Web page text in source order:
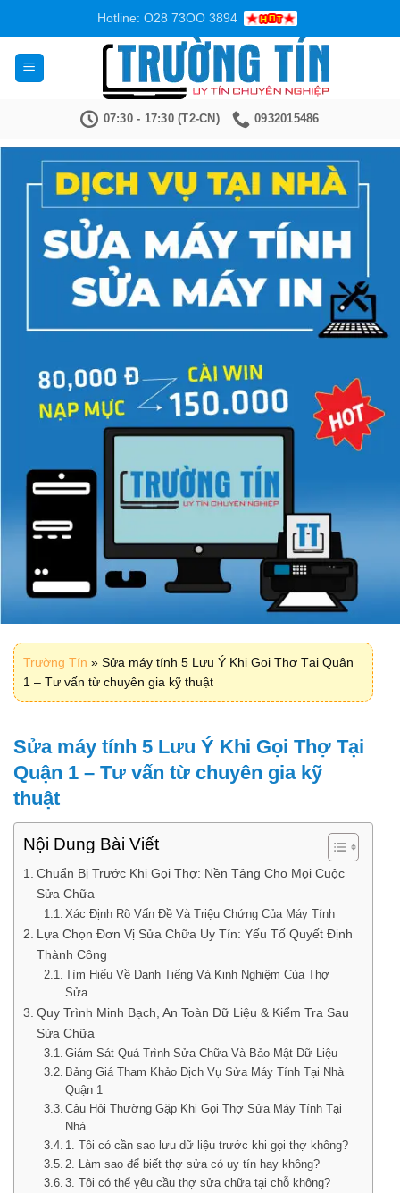
nội
dung
Hotline: O28 73OO 3894
07:30 - 17:30 (T2-CN) 0932015486
Trường Tín » Sửa máy tính 5 Lưu Ý Khi Gọi Thợ Tại Quận
1 – Tư vấn từ chuyên gia kỹ thuật
Sửa máy tính 5 Lưu Ý Khi Gọi Thợ Tại
Quận 1 – Tư vấn từ chuyên gia kỹ
thuật
Nội Dung Bài Viết
Chuẩn Bị Trước Khi Gọi Thợ: Nền Tảng Cho Mọi Cuộc
Sửa Chữa
Xác Định Rõ Vấn Đề Và Triệu Chứng Của Máy Tính
Lựa Chọn Đơn Vị Sửa Chữa Uy Tín: Yếu Tố Quyết Định
Thành Công
Tìm Hiểu Về Danh Tiếng Và Kinh Nghiệm Của Thợ
Sửa
Quy Trình Minh Bạch, An Toàn Dữ Liệu & Kiểm Tra Sau
Sửa Chữa
Giám Sát Quá Trình Sửa Chữa Và Bảo Mật Dữ Liệu
Bảng Giá Tham Khảo Dịch Vụ Sửa Máy Tính Tại Nhà
Quận 1
Câu Hỏi Thường Gặp Khi Gọi Thợ Sửa Máy Tính Tại
Nhà
1. Tôi có cần sao lưu dữ liệu trước khi gọi thợ không?
2. Làm sao để biết thợ sửa có uy tín hay không?
3. Tôi có thể yêu cầu thợ sửa chữa tại chỗ không?